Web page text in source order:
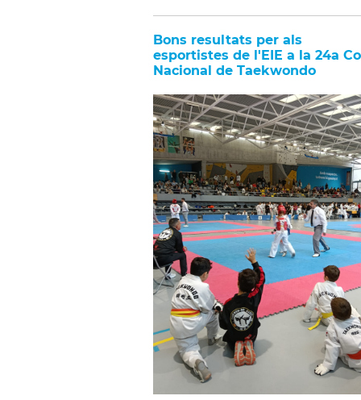
Bons resultats per als
esportistes de l'EIE a la 24a
Nacional de Taekwondo